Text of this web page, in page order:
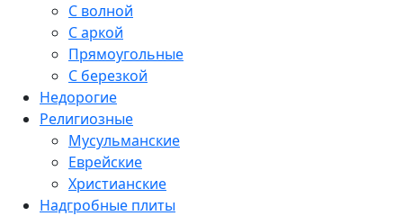
С волной
С аркой
Прямоугольные
С березкой
Недорогие
Религиозные
Мусульманские
Еврейские
Христианские
Надгробные плиты